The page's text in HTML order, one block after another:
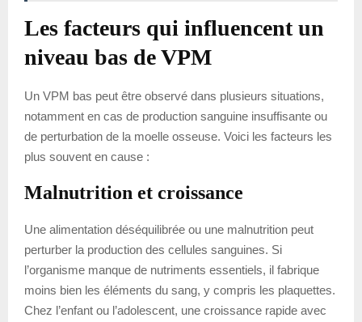
Les facteurs qui influencent un
niveau bas de VPM
Un VPM bas peut être observé dans plusieurs situations,
notamment en cas de production sanguine insuffisante ou
de perturbation de la moelle osseuse. Voici les facteurs les
plus souvent en cause :
Malnutrition et croissance
Une alimentation déséquilibrée ou une malnutrition peut
perturber la production des cellules sanguines. Si
l’organisme manque de nutriments essentiels, il fabrique
moins bien les éléments du sang, y compris les plaquettes.
Chez l’enfant ou l’adolescent, une croissance rapide avec